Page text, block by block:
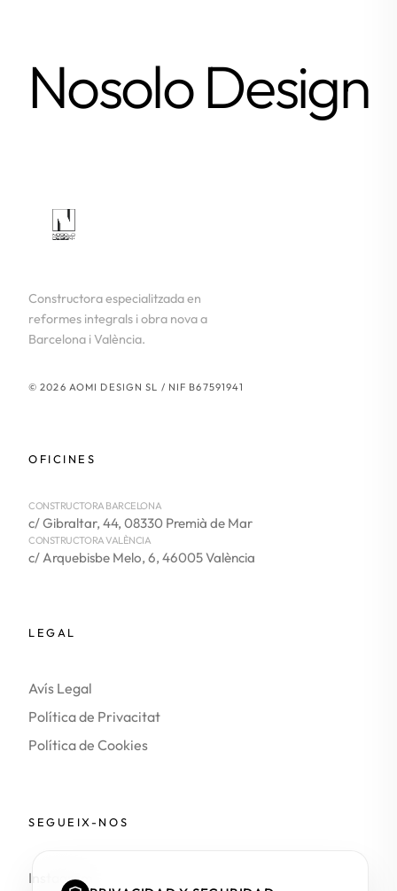
Nosolo Design
Constructora especialitzada en
reformes integrals i obra nova a
Barcelona i València.
© 2026 AOMI DESIGN SL / NIF B67591941
OFICINES
CONSTRUCTORA BARCELONA
c/ Gibraltar, 44, 08330 Premià de Mar
CONSTRUCTORA VALÈNCIA
c/ Arquebisbe Melo, 6, 46005 València
LEGAL
Avís Legal
Política de Privacitat
Política de Cookies
SEGUEIX-NOS
Instagram